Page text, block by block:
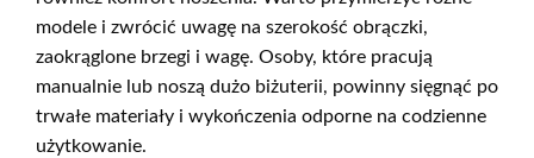
modele i zwrócić uwagę na szerokość obrączki,
zaokrąglone brzegi i wagę. Osoby, które pracują
manualnie lub noszą dużo biżuterii, powinny sięgnąć po
trwałe materiały i wykończenia odporne na codzienne
użytkowanie.